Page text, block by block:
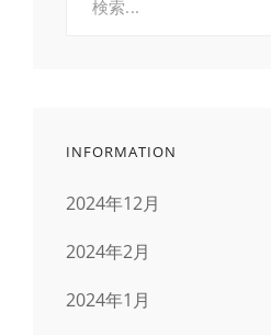
INFORMATION
2024年12月
2024年2月
2024年1月